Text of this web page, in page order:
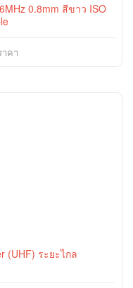
0.8mm สีขาว ISO
คา
(UHF) ระยะไกล